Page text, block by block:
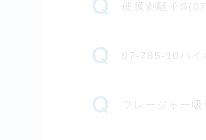
硬膜剥離子
07-785-10バイ
フレージャー